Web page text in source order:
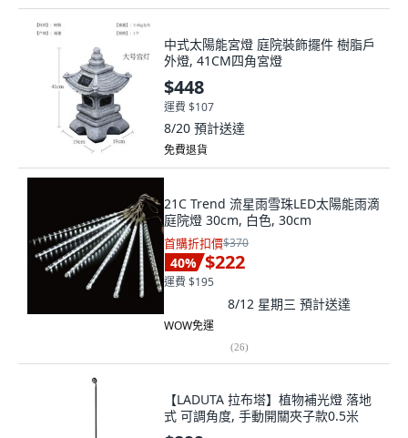
中式太陽能宮燈 庭院裝飾擺件 樹脂戶
外燈, 41CM四角宮燈
$448
運費 $107
8/20 預計送達
免費退貨
21C Trend 流星雨雪珠LED太陽能雨滴
庭院燈 30cm, 白色, 30cm
首購折扣價$370
40% $222
運費 $195
8/12 星期三 預計送達
WOW免運
(26)
【LADUTA 拉布塔】植物補光燈 落地
式 可調角度, 手動開關夾子款0.5米